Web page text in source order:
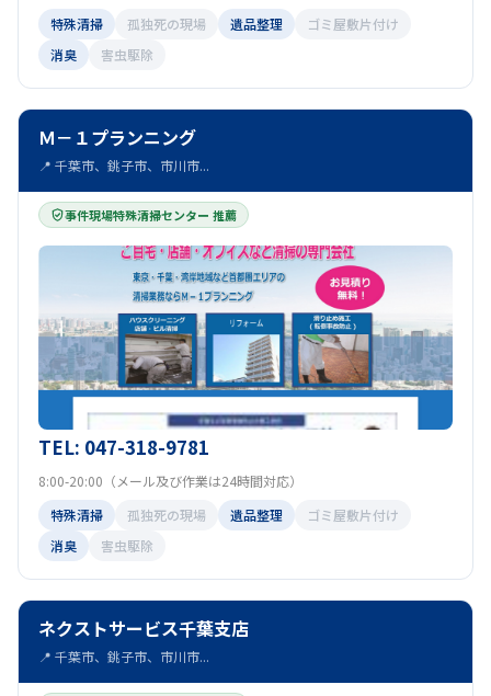
特殊清掃
孤独死の現場 遺品整理
ゴミ屋敷片付け
消臭
害虫駆除
Ｍ－１プランニング
📍 千葉市、銚子市、市川市...
事件現場特殊清掃センター 推薦
TEL: 047-318-9781
8:00-20:00（メール及び作業は24時間対応）
特殊清掃
孤独死の現場 遺品整理
ゴミ屋敷片付け
消臭
害虫駆除
ネクストサービス千葉支店
📍 千葉市、銚子市、市川市...